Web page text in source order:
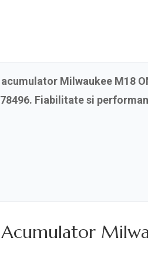
Milwaukee M18
Fiabilitate si